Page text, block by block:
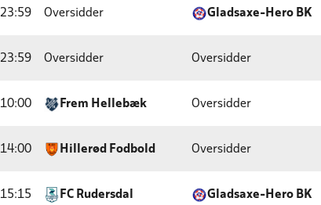
23:59 Oversidder Gladsaxe-Hero BK
23:59 Oversidder Oversidder
10:00 Frem Hellebæk Oversidder
14:00 Hillerød Fodbold Oversidder
15:15 FC Rudersdal Gladsaxe-Hero BK